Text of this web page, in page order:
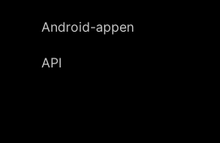
Android-appen
API